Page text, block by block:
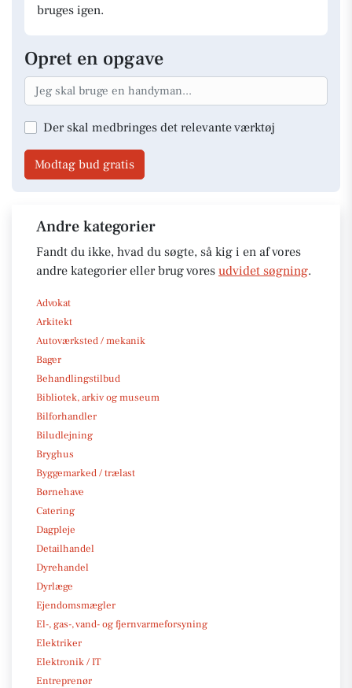
bruges igen.
Opret en opgave
Der skal medbringes det relevante værktøj
Modtag bud gratis
Andre kategorier
Fandt du ikke, hvad du søgte, så kig i en af vores
andre kategorier eller brug vores udvidet søgning.
Advokat
Arkitekt
Autoværksted / mekanik
Bager
Behandlingstilbud
Bibliotek, arkiv og museum
Bilforhandler
Biludlejning
Bryghus
Byggemarked / trælast
Børnehave
Catering
Dagpleje
Detailhandel
Dyrehandel
Dyrlæge
Ejendomsmægler
El-, gas-, vand- og fjernvarmeforsyning
Elektriker
Elektronik / IT
Entreprenør